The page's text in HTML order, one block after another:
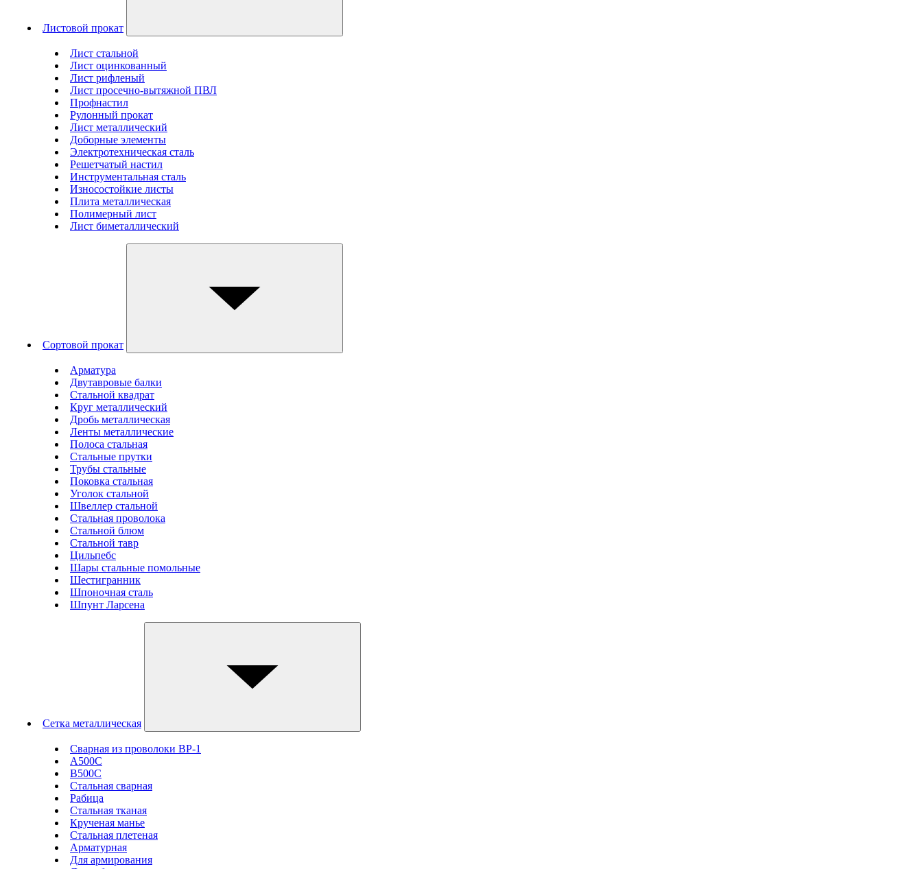
Листовой прокат
Лист стальной
Лист оцинкованный
Лист рифленый
Лист просечно-вытяжной ПВЛ
Профнастил
Рулонный прокат
Лист металлический
Доборные элементы
Электротехническая сталь
Решетчатый настил
Инструментальная сталь
Износостойкие листы
Плита металлическая
Полимерный лист
Лист биметаллический
Сортовой прокат
Арматура
Двутавровые балки
Стальной квадрат
Круг металлический
Дробь металлическая
Ленты металлические
Полоса стальная
Стальные прутки
Трубы стальные
Поковка стальная
Уголок стальной
Швеллер стальной
Стальная проволока
Стальной блюм
Стальной тавр
Цильпебс
Шары стальные помольные
Шестигранник
Шпоночная сталь
Шпунт Ларсена
Сетка металлическая
Сварная из проволоки ВР-1
А500С
В500С
Стальная сварная
Рабица
Стальная тканая
Крученая манье
Стальная плетеная
Арматурная
Для армирования